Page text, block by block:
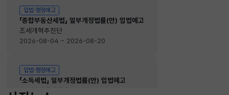
입법·행정예고
「종합부동산세법」 일부개정법률(안) 입법예고
조세개혁추진단
2026-08-04 ~ 2026-08-20
입법·행정예고
「소득세법」 일부개정법률(안) 입법예고
소득법인세정책관